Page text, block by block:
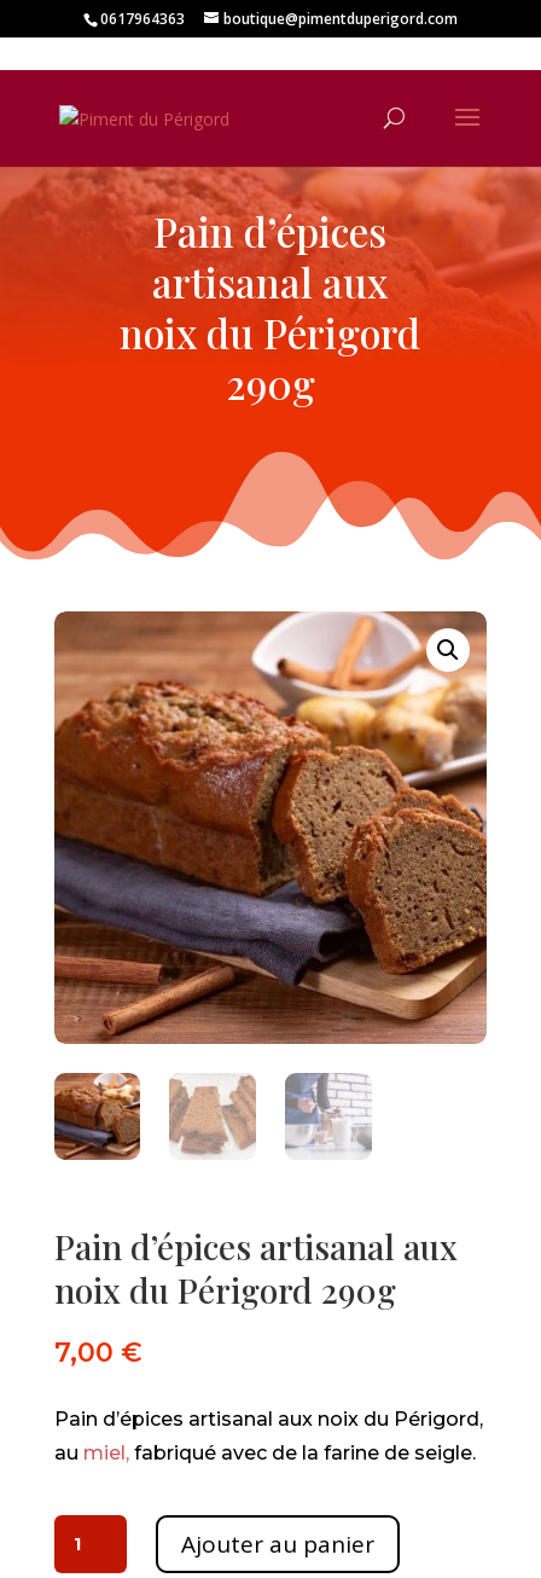
0617964363 boutique@pimentduperigord.com
Pain d’épices
artisanal aux
noix du Périgord
290g
Pain d’épices artisanal aux
noix du Périgord 290g
7,00 €
Pain d’épices artisanal aux noix du Périgord,
au miel,fabriqué avec de la farine de seigle.
quantité
Ajouter au panier